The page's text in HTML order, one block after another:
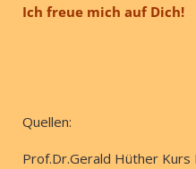
Ich freue mich auf Dich!
Quellen:
Prof.Dr.Gerald Hüther Kurs